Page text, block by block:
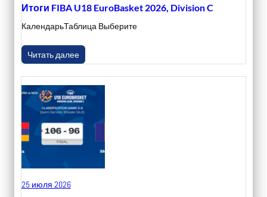
Итоги FIBA U18 EuroBasket 2026, Division C
КалендарьТаблица Выберите
Читать далее
25 июля 2026